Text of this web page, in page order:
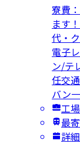
寮費
ます
代・
電子
ン/テ
任交
バン
工
最
詳